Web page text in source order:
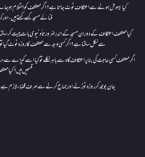
کیا بیہوش ہونے سے اعتکاف ٹوٹ جاتا ہے؟ اگر معتکف کو احتلام ہو
فنائے مسجد کسے کہتے ہیں ،
کیا معتکف اعتکاف کے دوران مسجد کے اندر ضرورتاً دنیوی بات چیت کر
سے نکل سکتا ہے؟ اگر کسی وجہ سے معتکف کا روزہ ٹوٹ گیا
اگر معتکف کسی حاجت کی بنا پر اعتکاف گاہ سے باہر نکلے تو کیا اسے کپڑے
قسمیں ہیں؟کیا
جان بوجھ کر روزہ ٹوڑنے اور جماع کرنے سے صرف قضاء لازم ہے